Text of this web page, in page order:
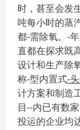
时，甚至会发
吨每小时的蒸
都-需除氧。-
直都在探求既
设计和生产除
称-型内置式-
计方案和制造
目--内已有数
投运的企业均